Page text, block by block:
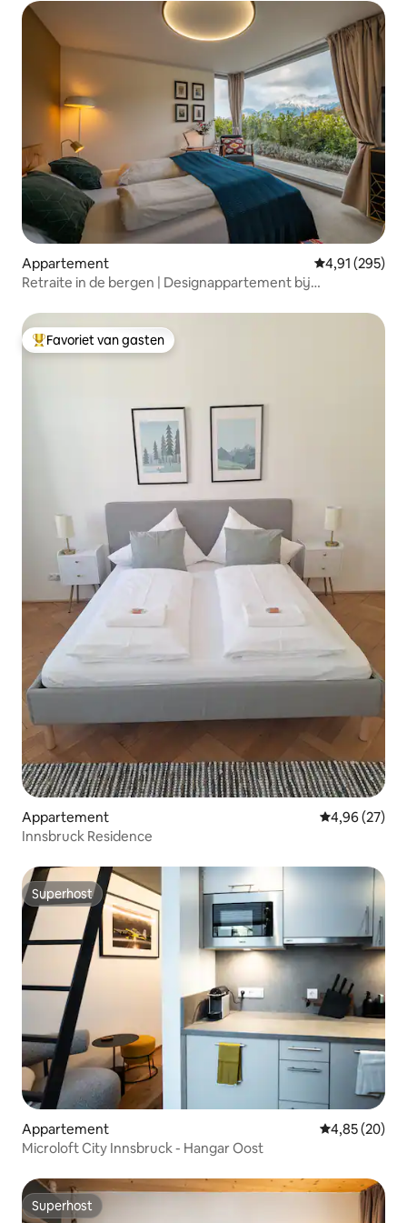
Appartement Gemiddelde
4,91 (295)
Retraite in de bergen | Designappartement bij
Topfavoriet van gasten
Favoriet van gasten
Appartement Gemiddelde
4,96 (27)
Innsbruck Residence
Superhost
Superhost
Appartement Gemiddelde
4,85 (20)
Microloft City Innsbruck - Hangar Oost
Superhost
Superhost